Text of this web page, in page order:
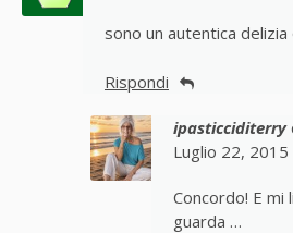
sono un autentica
Rispondi
ipasticciditerry
Luglio 22, 2015
Concordo! E mi
guarda …